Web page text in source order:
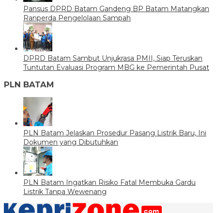
Pansus DPRD Batam Gandeng BP Batam Matangkan
Ranperda Pengelolaan Sampah
DPRD Batam Sambut Unjukrasa PMII, Siap Teruskan
Tuntutan Evaluasi Program MBG ke Pemerintah Pusat
PLN BATAM
PLN Batam Jelaskan Prosedur Pasang Listrik Baru, Ini
Dokumen yang Dibutuhkan
PLN Batam Ingatkan Risiko Fatal Membuka Gardu
Listrik Tanpa Wewenang